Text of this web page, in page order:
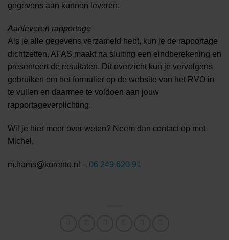
gegevens aan kunnen leveren.
Aanleveren rapportage
Als je alle gegevens verzameld hebt, kun je de rapportage
dichtzetten. AFAS maakt na sluiting een eindberekening en
presenteert de resultaten. Dit overzicht kun je vervolgens
gebruiken om het formulier op de website van het RVO in
te vullen en daarmee te voldoen aan jouw
rapportageverplichting.
Wil je hier meer over weten? Neem dan contact op met
Michel.
m.hams@korento.nl – 06 249 620 91